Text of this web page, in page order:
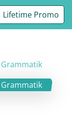
Lifetime Promo
Grammatik
Grammatik